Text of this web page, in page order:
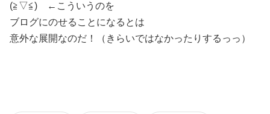
(≧▽≦) ←こういうのを
ブログにのせることになるとは
意外な展開なのだ！（きらいではなかったりするっっ）